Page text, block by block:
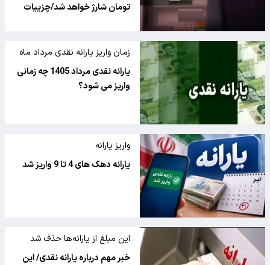
تومان شارژ خواهد شد/چزییات
زمان واریز یارانه نقدی مرداد ماه
یارانه نقدی مرداد 1405 چه زمانی
واریز می شود؟
واریز یارانه
یارانه دهک های 4 تا 9 واریز شد
این مبلغ از یارانه‌ها حذف شد
خبر مهم درباره یارانه نقدی/ این